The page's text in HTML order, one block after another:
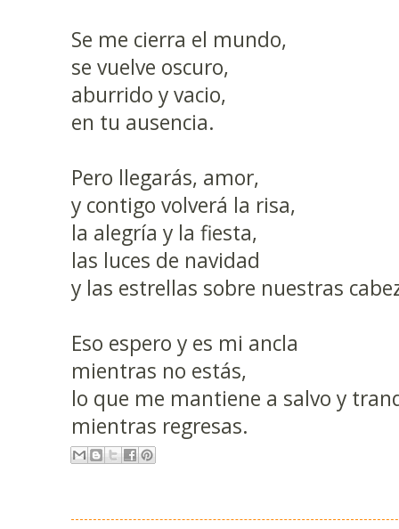
Se me cierra el mundo,
se vuelve oscuro,
aburrido y vacio,
en tu ausencia.
Pero llegarás, amor,
y contigo volverá la risa,
la alegría y la fiesta,
las luces de navidad
y las estrellas sobre nuestras
Eso espero y es mi ancla
mientras no estás,
lo que me mantiene a salvo y
mientras regresas.